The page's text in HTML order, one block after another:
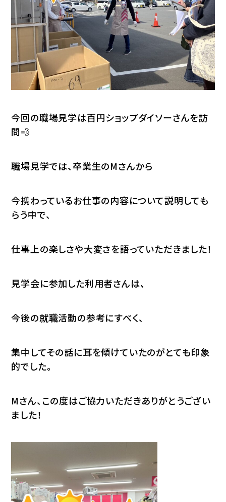
今回の職場見学は百円ショップダイソーさんを訪
問💨
職場見学では、卒業生のMさんから
今携わっているお仕事の内容について説明しても
らう中で、
仕事上の楽しさや大変さを語っていただきました！
見学会に参加した利用者さんは、
今後の就職活動の参考にすべく、
集中してその話に耳を傾けていたのがとても印象
的でした。
Mさん、この度はご協力いただきありがとうござい
ました！